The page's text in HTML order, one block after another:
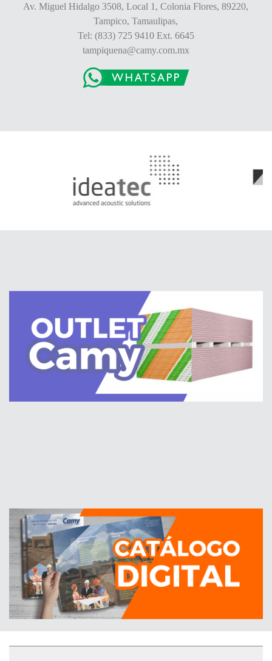
Av. Miguel Hidalgo 3508, Local 1, Colonia Flores, 89220,
Tampico, Tamaulipas,
Tel: (833) 725 9410 Ext. 6645
tampiquena@camy.com.mx